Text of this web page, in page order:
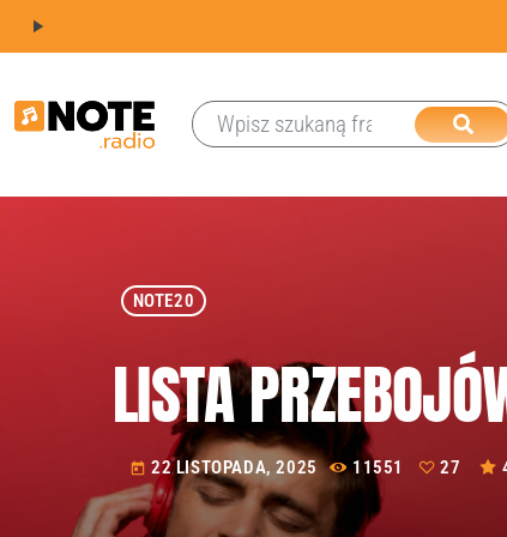
play_arrow
NOTE20
LISTA
today 22 LISTOPADA, 2025 11551 27